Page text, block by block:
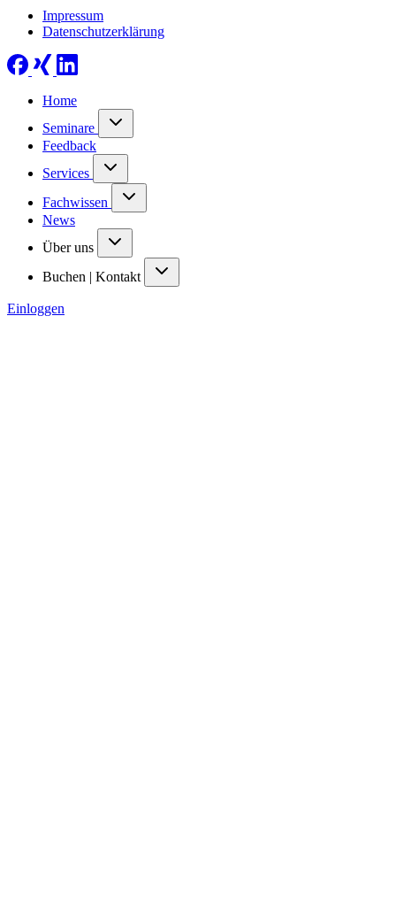
Impressum
Datenschutzerklärung
Home
Seminare
Feedback
Services
Fachwissen
News
Über uns
Buchen | Kontakt
Einloggen